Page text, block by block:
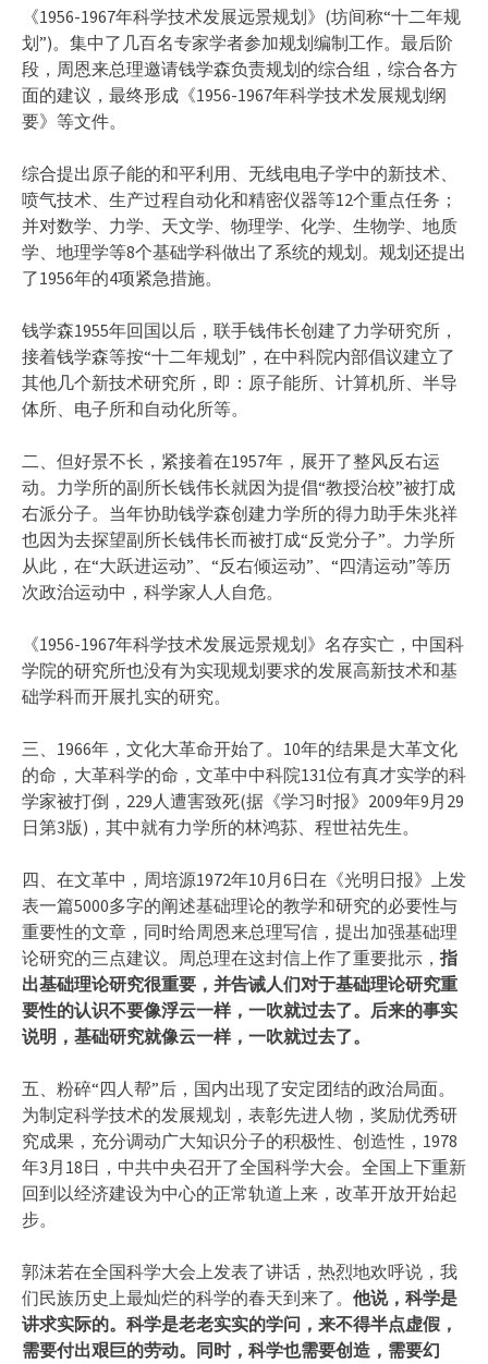
《1956-1967年科学技术发展远景规划》(坊间称“十二年规
划”)。集中了几百名专家学者参加规划编制工作。最后阶
段，周恩来总理邀请钱学森负责规划的综合组，综合各方
面的建议，最终形成《1956-1967年科学技术发展规划纲
要》等文件。
综合提出原子能的和平利用、无线电电子学中的新技术、
喷气技术、生产过程自动化和精密仪器等12个重点任务；
并对数学、力学、天文学、物理学、化学、生物学、地质
学、地理学等8个基础学科做出了系统的规划。规划还提出
了1956年的4项紧急措施。
钱学森1955年回国以后，联手钱伟长创建了力学研究所，
接着钱学森等按“十二年规划”，在中科院内部倡议建立了
其他几个新技术研究所，即：原子能所、计算机所、半导
体所、电子所和自动化所等。
二、但好景不长，紧接着在1957年，展开了整风反右运
动。力学所的副所长钱伟长就因为提倡“教授治校”被打成
右派分子。当年协助钱学森创建力学所的得力助手朱兆祥
也因为去探望副所长钱伟长而被打成“反党分子”。力学所
从此，在“大跃进运动”、“反右倾运动”、“四清运动”等历
次政治运动中，科学家人人自危。
《1956-1967年科学技术发展远景规划》名存实亡，中国科
学院的研究所也没有为实现规划要求的发展高新技术和基
础学科而开展扎实的研究。
三、1966年，文化大革命开始了。10年的结果是大革文化
的命，大革科学的命，文革中中科院131位有真才实学的科
学家被打倒，229人遭害致死(据《学习时报》2009年9月29
日第3版)，其中就有力学所的林鸿荪、程世祜先生。
四、在文革中，周培源1972年10月6日在《光明日报》上发
表一篇5000多字的阐述基础理论的教学和研究的必要性与
重要性的文章，同时给周恩来总理写信，提出加强基础理
论研究的三点建议。周总理在这封信上作了重要批示， 指
出基础理论研究很重要，并告诫人们对于基础理论研究重
要性的认识不要像浮云一样，一吹就过去了。后来的事实
说明，基础研究就像云一样，一吹就过去了。
五、粉碎“四人帮”后，国内出现了安定团结的政治局面。
为制定科学技术的发展规划，表彰先进人物，奖励优秀研
究成果，充分调动广大知识分子的积极性、创造性，1978
年3月18日，中共中央召开了全国科学大会。全国上下重新
回到以经济建设为中心的正常轨道上来，改革开放开始起
步。
郭沫若在全国科学大会上发表了讲话，热烈地欢呼说，我
们民族历史上最灿烂的科学的春天到来了。 他说，科学是
讲求实际的。科学是老老实实的学问，来不得半点虚假，
需要付出艰巨的劳动。同时，科学也需要创造，需要幻